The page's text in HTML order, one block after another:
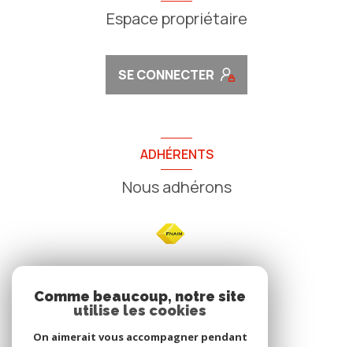
Espace propriétaire
SE CONNECTER
ADHÉRENTS
Nous adhérons
NOS
Comme beaucoup, notre site
utilise les cookies
On aimerait vous accompagner pendant